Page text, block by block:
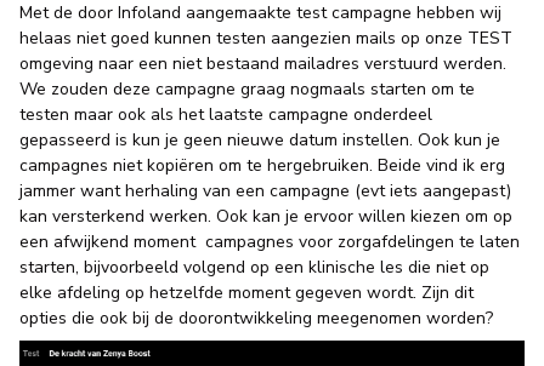
Met de door Infoland aangemaakte test campagne hebben wij
helaas niet goed kunnen testen aangezien mails op onze TEST
omgeving naar een niet bestaand mailadres verstuurd werden.
We zouden deze campagne graag nogmaals starten om te
testen maar ook als het laatste campagne onderdeel
gepasseerd is kun je geen nieuwe datum instellen. Ook kun je
campagnes niet kopiëren om te hergebruiken. Beide vind ik erg
jammer want herhaling van een campagne (evt iets aangepast)
kan versterkend werken. Ook kan je ervoor willen kiezen om op
een afwijkend moment campagnes voor zorgafdelingen te laten
starten, bijvoorbeeld volgend op een klinische les die niet op
elke afdeling op hetzelfde moment gegeven wordt. Zijn dit
opties die ook bij de doorontwikkeling meegenomen worden?